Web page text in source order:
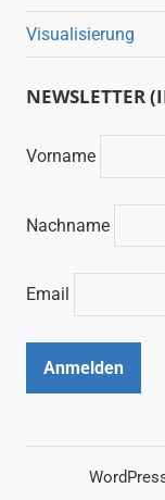
Visualisierung
NEWSLETTER
Vorname
Nachname
Email